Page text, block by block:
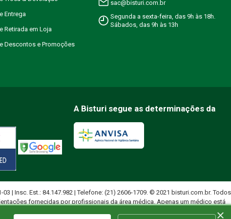
Entrega
Retirada em Loja
Descontos e Promoções
sac@bisturi.com.br
Segunda a sexta-feira, das 9h às 18h.
Sábados, das 9h às 13h
A Bisturi segue as determinações da
| Insc. Est.: 84.147.982 | Telefone: (21) 2606-1709. © 2021 bisturi.com.br. Todos
fornecidas por profissionais da área médica. Apenas um médico está
×